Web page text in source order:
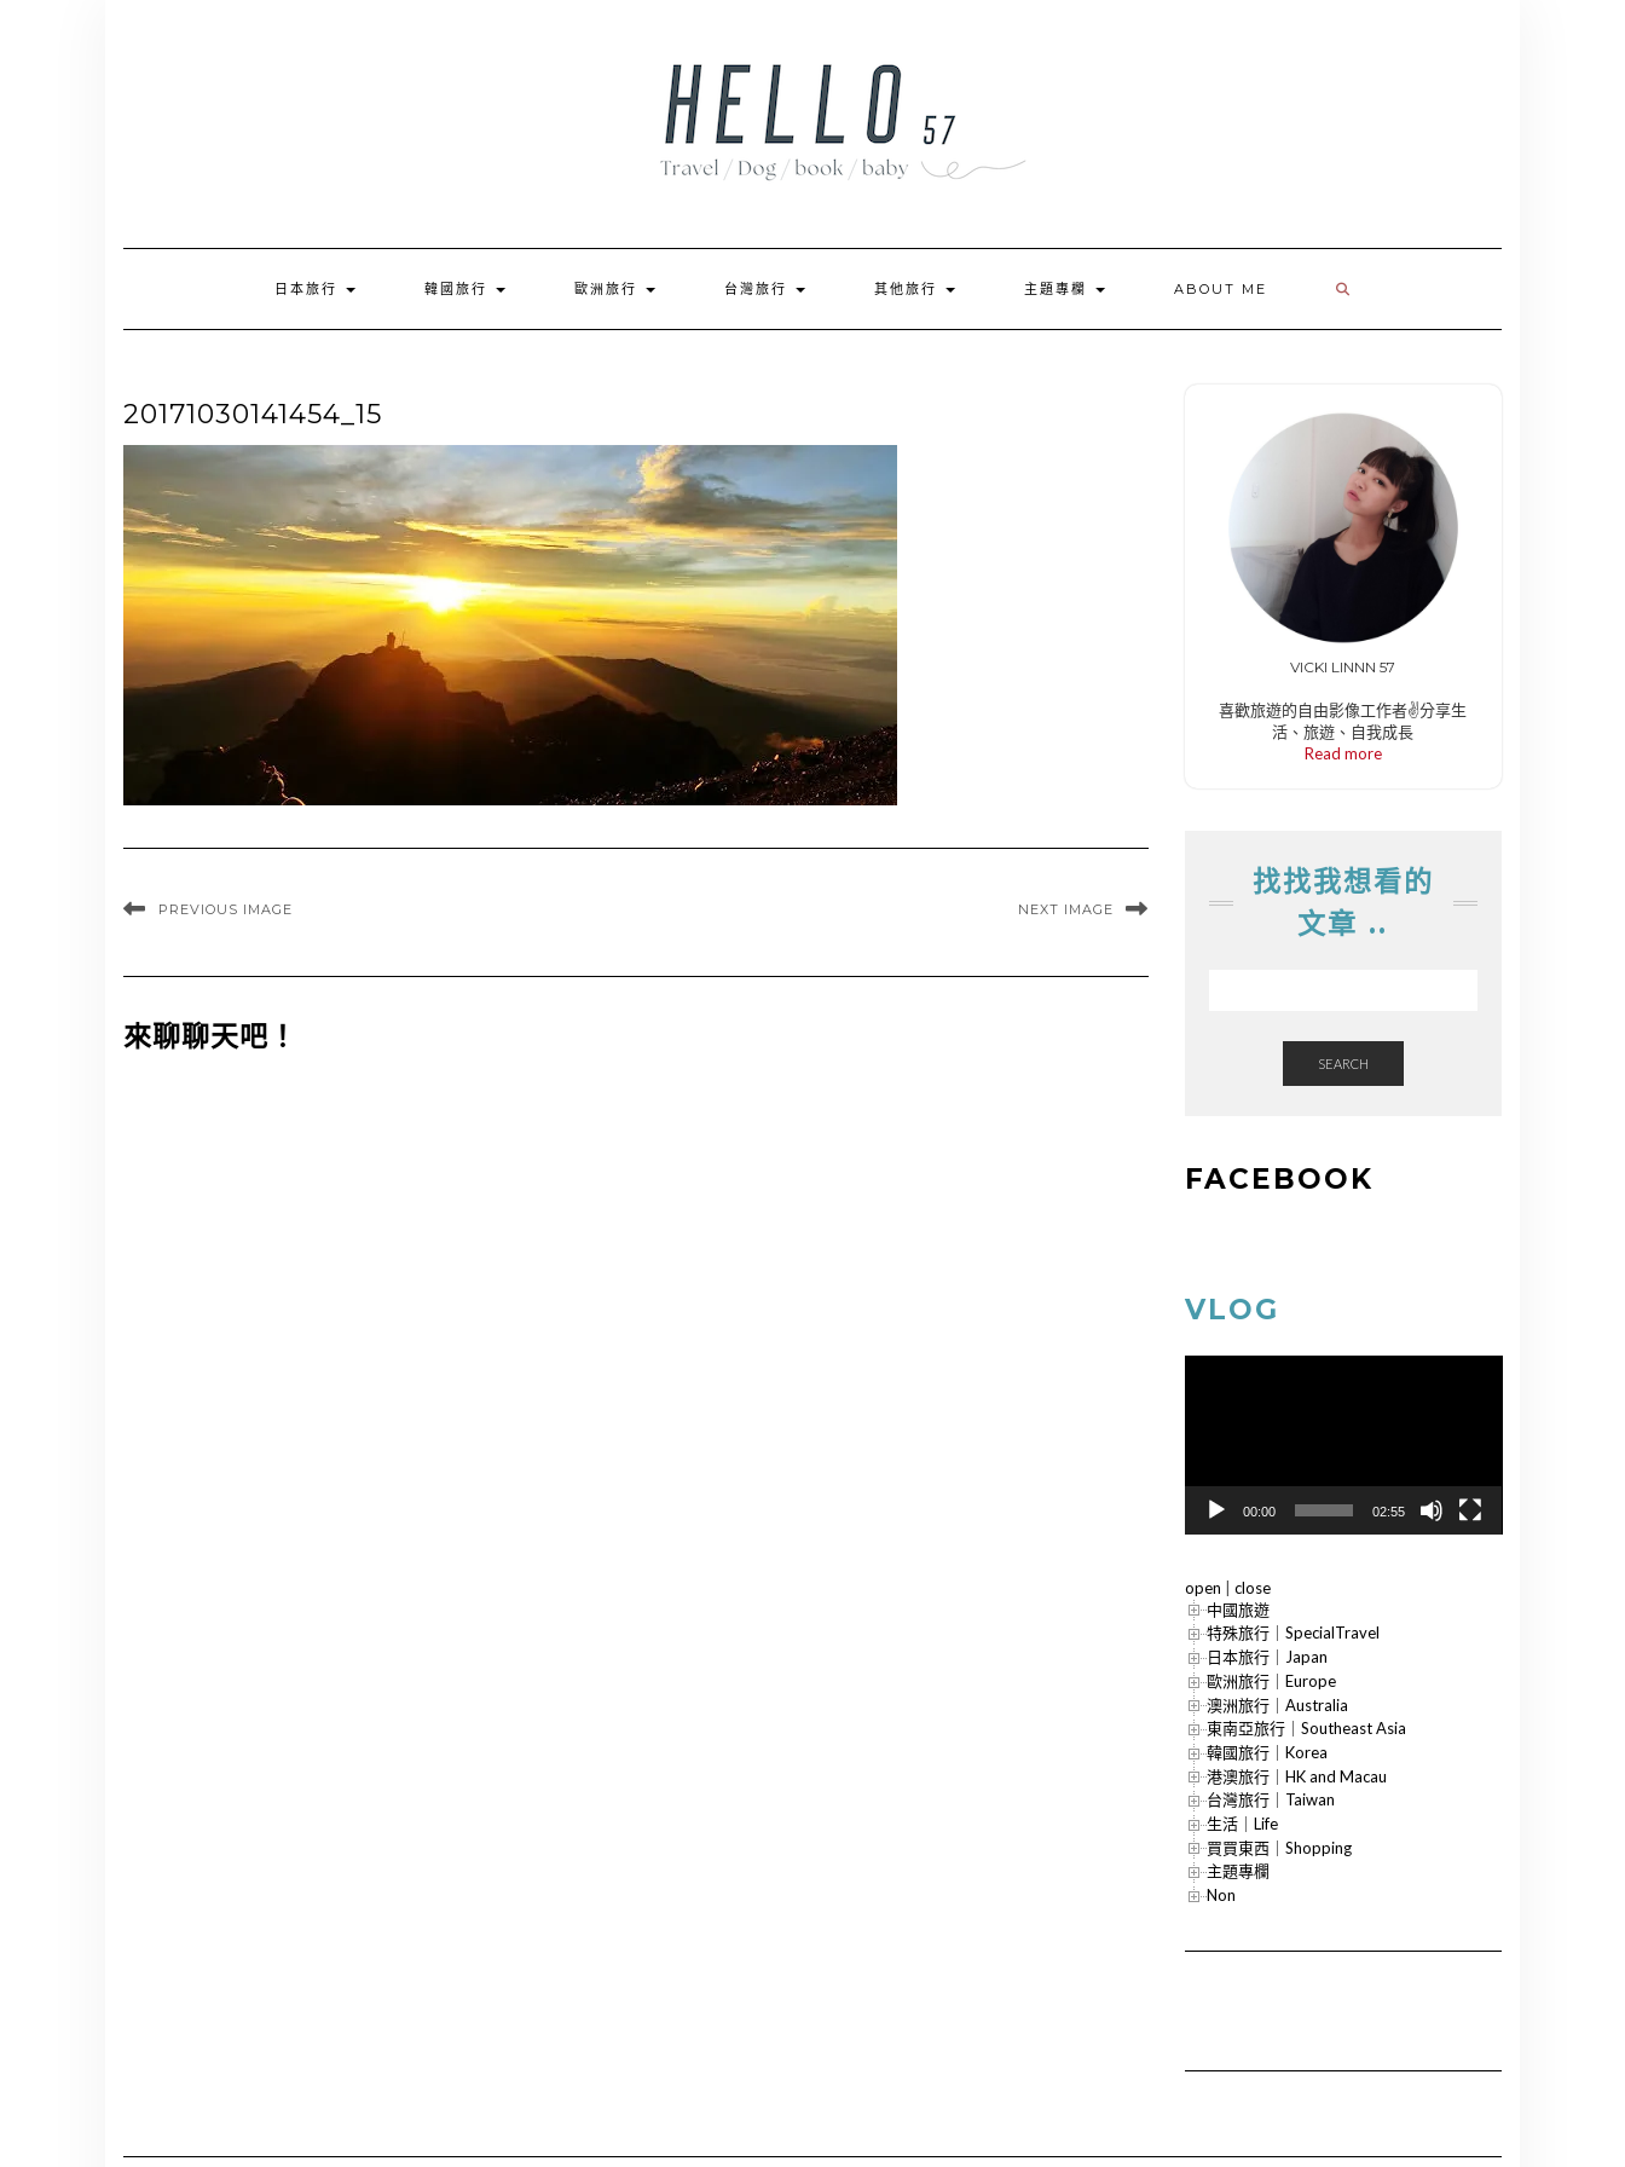
日本旅行 韓國旅行 歐洲旅行 台灣旅行 其他旅行 主題專欄 ABOUT ME
20171030141454_15
PREVIOUS IMAGE NEXT IMAGE
來聊聊天吧！
VICKI LINNN 57
喜歡旅遊的自由影像工作者✌️分享生
活、旅遊、自我成長
Read more
找找我想看的
文章 ..
SEARCH
FACEBOOK
VLOG
00:00 02:55
open
close
中國旅遊
特殊旅行｜SpecialTravel
日本旅行｜Japan
歐洲旅行｜Europe
澳洲旅行｜Australia
東南亞旅行｜Southeast Asia
韓國旅行｜Korea
港澳旅行｜HK and Macau
台灣旅行｜Taiwan
生活｜Life
買買東西｜Shopping
主題專欄
Non